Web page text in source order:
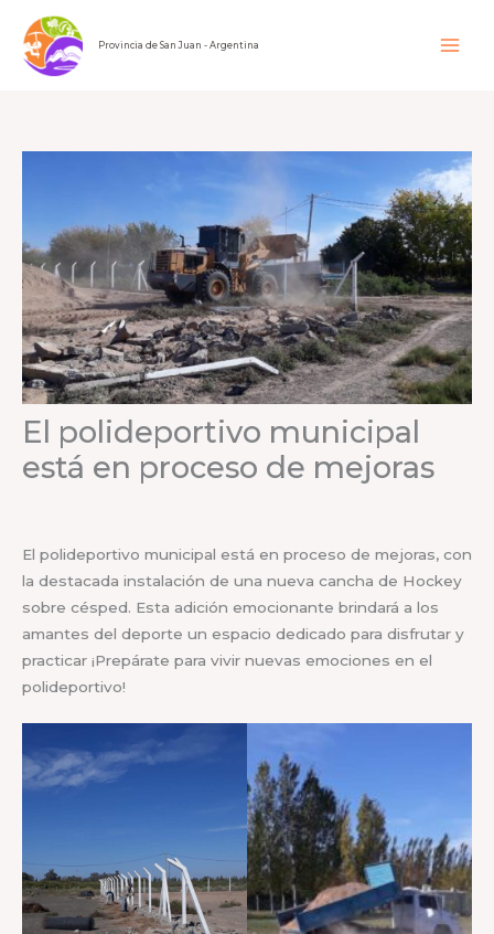
contenido
Provincia de San Juan - Argentina
El polideportivo municipal
está en proceso de mejoras
El polideportivo municipal está en proceso de mejoras, con
la destacada instalación de una nueva cancha de Hockey
sobre césped. Esta adición emocionante brindará a los
amantes del deporte un espacio dedicado para disfrutar y
practicar ¡Prepárate para vivir nuevas emociones en el
polideportivo!